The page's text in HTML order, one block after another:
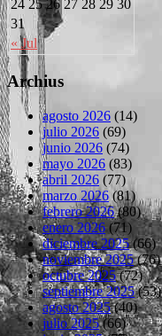
« Jul
24 25 26 27 28 29 30
31
Archius
agosto 2026 (14)
julio 2026 (69)
junio 2026 (74)
mayo 2026 (83)
abril 2026 (77)
marzo 2026(81)
febrero 2026(80)
enero 2026(71)
diciembre 2025(66)
noviembre 2025(76)
octubre 2025(72)
septiembre 2025(53)
agosto 2025(40)
julio 2025(66)